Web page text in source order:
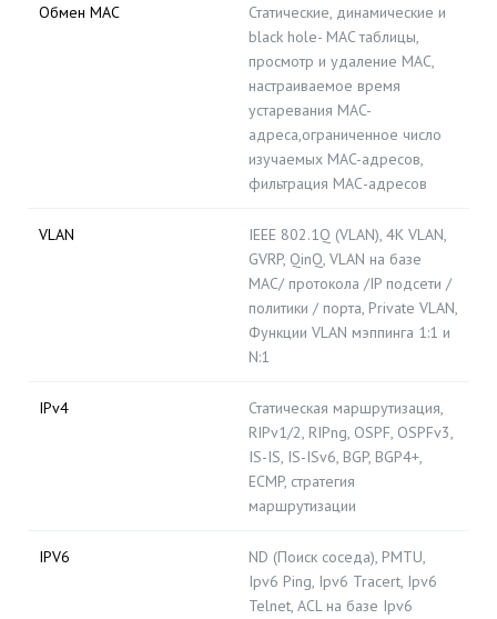
Обмен MAC
Статические, динамические и
black hole- MAC таблицы,
просмотр и удаление MAC,
настраиваемое время
устаревания MAC-
адреса,ограниченное число
изучаемых MAC-адресов,
фильтрация МАС-адресов
VLAN
IEEE 802.1Q (VLAN), 4K VLAN,
GVRP, QinQ, VLAN на базе
MAC/ протокола /IP подсети /
политики / порта, Private VLAN,
Функции VLAN мэппинга 1:1 и
N:1
IPv4
Статическая маршрутизация,
RIPv1/2, RIPng, OSPF, OSPFv3,
IS-IS, IS-ISv6, BGP, BGP4+,
ECMP, стратегия
маршрутизации
IPV6
ND (Поиск соседа), PMTU,
Ipv6 Ping, Ipv6 Tracert, Ipv6
Telnet, ACL на базе Ipv6